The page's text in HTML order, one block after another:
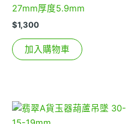
27mm厚度5.9mm
$1,300
加入購物車